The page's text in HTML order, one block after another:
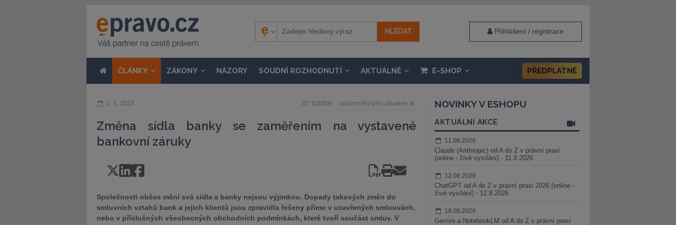
Přihlášení / registrace
ČLÁNKY ZÁKONY NÁZORY SOUDNÍ ROZHODNUTÍ AKTUÁLNĚ E-SHOP PŘEDPLATNÉ
2. 5. 2023 ID: 116309 upozornění pro uživatele
Změna sídla banky se zaměřením na vystavené
bankovní záruky
Společnosti občas mění svá sídla a banky nejsou výjimkou. Dopady takových změn do
smluvních vztahů bank a jejich klientů jsou zpravidla řešeny přímo v uzavřených smlouvách,
nebo v příslušných všeobecných obchodních podmínkách, které tvoří součást smluv. V
NOVINKY V ESHOPU
AKTUÁLNÍ AKCE
11.08.2026
Claude (Anthropic) od A do Z v právní praxi
(online - živé vysílání) - 11.8.2026
12.08.2026
ChatGPT od A do Z v právní praxi 2026 (online -
živé vysílání) - 12.8.2026
18.08.2026
Gemini a NotebookLM od A do Z v právní praxi